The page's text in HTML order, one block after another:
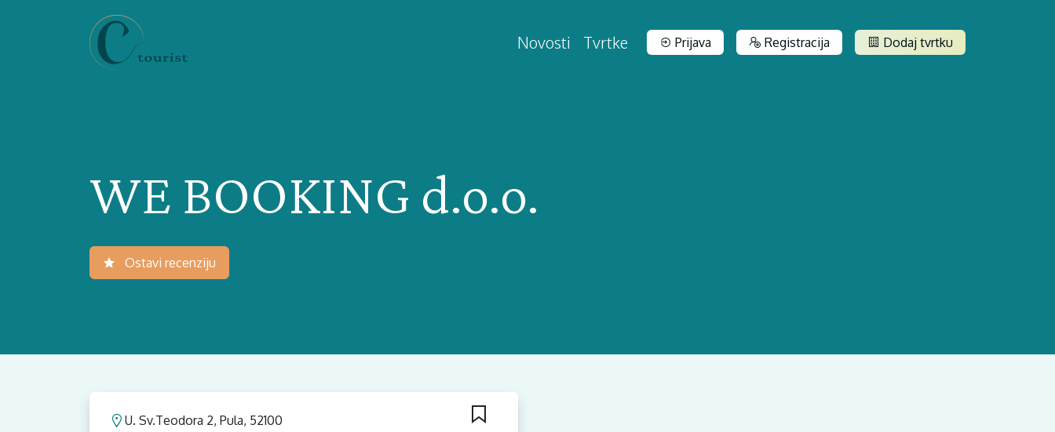
Novosti Tvrtke Prijava Registracija Dodaj tvrtku
WE BOOKING d.o.o.
Ostavi recenziju
U. Sv.Teodora 2, Pula, 52100